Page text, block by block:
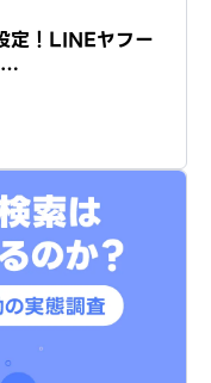
定！LINEヤフー
…